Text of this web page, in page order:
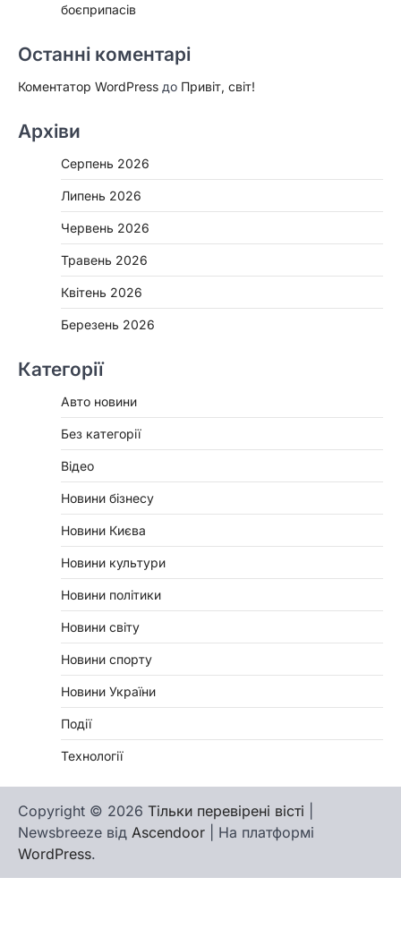
боєприпасів
Останні коментарі
Коментатор WordPress до Привіт, світ!
Архіви
Серпень 2026
Липень 2026
Червень 2026
Травень 2026
Квітень 2026
Березень 2026
Категорії
Авто новини
Без категорії
Відео
Новини бізнесу
Новини Києва
Новини культури
Новини політики
Новини світу
Новини спорту
Новини України
Події
Технології
Copyright © 2026 Тільки перевірені вісті
Newsbreeze від Ascendoor | На платформі
WordPress.